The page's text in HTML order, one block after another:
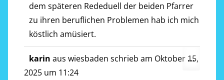
dem späteren Rededuell der beiden Pfarrer
zu ihren beruflichen Problemen hab ich mich
köstlich amüsiert.
karin aus wiesbaden schrieb am Oktober 15,
2025 um 11:24
...Diese